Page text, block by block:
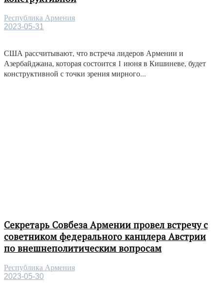
Республика Армения
2023-05-31
США рассчитывают, что встреча лидеров Армении и
Азербайджана, которая состоится 1 июня в Кишиневе, будет
конструктивной с точки зрения мирного...
Секретарь Совбеза Армении провел встречу с
советником федерального канцлера Австрии
по внешнеполитическим вопросам
Республика Армения
2023-05-30